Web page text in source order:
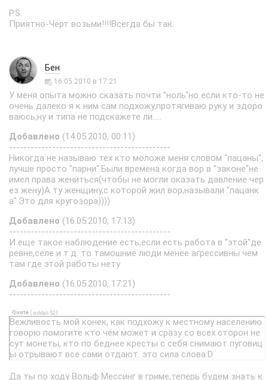
P.S.
Приятно-Чёрт возьми!!!!Всегда бы так.
Бен
16.05.2010 в 17:21
У меня опыта можно сказать почти "ноль"но если кто-то не
очень далеко я к ним сам подхожу,протягиваю руку и здоро
ваюсь,ну и типа не подскажете ли.....
Добавлено (14.05.2010, 00:11)
---------------------------------------------
Никогда не называю тех кто моложе меня словом "пацаны",
лучше просто "парни".Были времена когда вор в "законе"не
имел права жениться(чтобы не могли оказать давление чер
ез жену)А ту женщину,с которой жил вор,называли "пацанк
а".Это для кругозора))))
Добавлено (16.05.2010, 17:13)
---------------------------------------------
И еще такое наблюдение есть,если есть работа в "этой"де
ревне,селе и т.д. то тамошние люди менее агрессивны чем
там где этой работы нету
Добавлено (16.05.2010, 17:21)
---------------------------------------------
Quote (soldat-52)
Вежливость мой конек, как подхожу к местному населению
говорю помогите кто чем может и сразу со всех сторон не
сут монеты, кто по беднее кресты с себя снимают пуговиц
ы отрывают все сами отдают. это сила слова:D
Да ты по ходу Вольф Мессинг в гриме,теперь будем знать к